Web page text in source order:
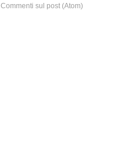
Commenti sul post (Atom)